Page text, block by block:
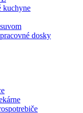
kuchyne
dosky